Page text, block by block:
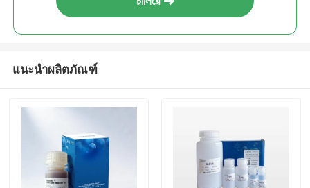
อุปกรณ์อัตโนมัติและอุปกรณ์ใช้
แนะนำผลิตภัณฑ์